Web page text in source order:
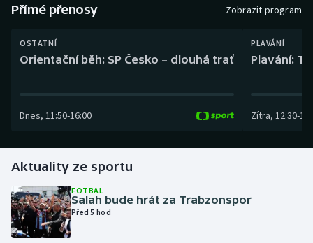
Curling
Dostihy
Futsal
Golf
Gymnastika
Házená
Přímé přenosy Zobrazit program
OSTATNÍ
Orientační běh: SP Česko – dlouhá trať
Dnes, 11:50-16:00
PLAVÁNÍ
Plavání:
Zítra, 12:30-
Aktuality ze sportu
FOTBAL
Salah bude hrát za Trabzonspor
Před 5 hod